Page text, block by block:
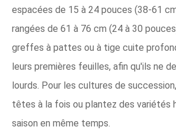
espacées de 15 à 24 pouces (38-61
rangées de 61 à 76 cm (24 à 30
greffes à pattes ou à tige cuite
leurs premières feuilles, afin qu'ils ne
lourds. Pour les cultures de
têtes à la fois ou plantez des variétés
saison en même temps.